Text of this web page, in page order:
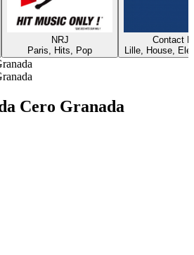
NRJ
Paris, Hits, Pop
Contact
Lille, House,
Cero Granada